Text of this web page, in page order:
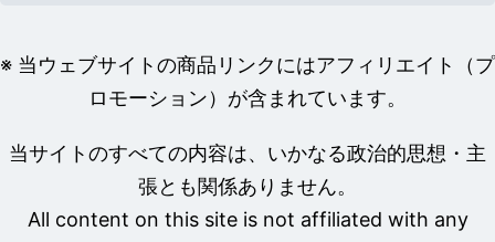
※ 当ウェブサイトの商品リンクにはアフィリエイト（プ
ロモーション）が含まれています。
当サイトのすべての内容は、いかなる政治的思想・主
張とも関係ありません。
All content on this site is not affiliated with any